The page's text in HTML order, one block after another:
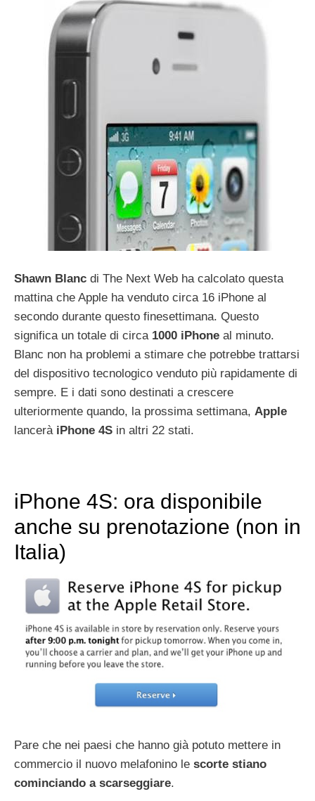
Shawn Blanc di The Next Web ha calcolato questa
mattina che Apple ha venduto circa 16 iPhone al
secondo durante questo finesettimana. Questo
significa un totale di circa 1000 iPhone al minuto.
Blanc non ha problemi a stimare che potrebbe trattarsi
del dispositivo tecnologico venduto più rapidamente di
sempre. E i dati sono destinati a crescere
ulteriormente quando, la prossima settimana, Apple
lancerà iPhone 4S in altri 22 stati.
iPhone 4S: ora disponibile
anche su prenotazione (non in
Italia)
Pare che nei paesi che hanno già potuto mettere in
commercio il nuovo melafonino le scorte stiano
cominciando a scarseggiare.